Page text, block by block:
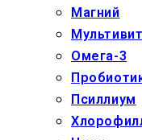
Магний
Омега-3
Псиллиум